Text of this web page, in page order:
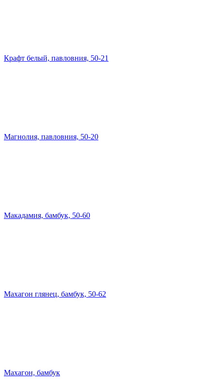
Крафт белый, павловния, 50-21
Магнолия, павловния, 50-20
Макадамия, бамбук, 50-60
Махагон глянец, бамбук, 50-62
Махагон, бамбук